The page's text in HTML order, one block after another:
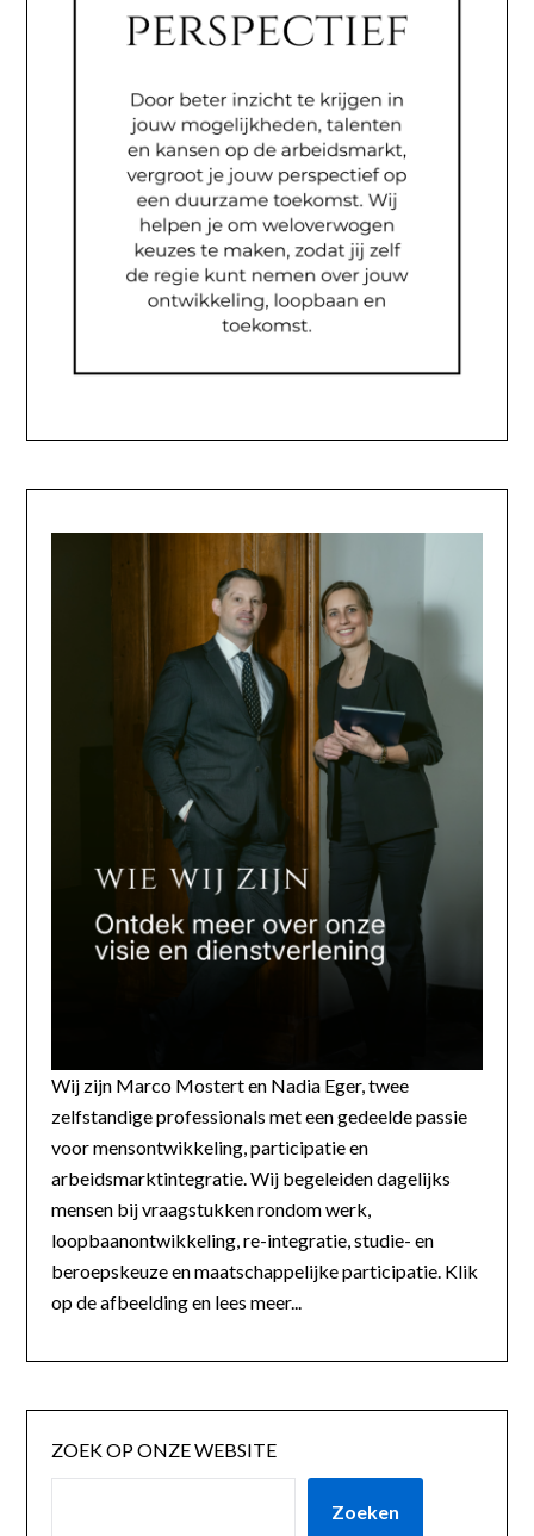
Wij zijn Marco Mostert en Nadia Eger, twee
zelfstandige professionals met een gedeelde passie
voor mensontwikkeling, participatie en
arbeidsmarktintegratie. Wij begeleiden dagelijks
mensen bij vraagstukken rondom werk,
loopbaanontwikkeling, re-integratie, studie- en
beroepskeuze en maatschappelijke participatie. Klik
op de afbeelding en lees meer...
ZOEK OP ONZE WEBSITE
Zoeken